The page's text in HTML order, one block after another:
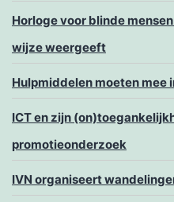
Horloge voor blinde
wijze weergeeft
Hulpmiddelen moeten mee
ICT en zijn
promotieonderzoek
IVN organiseert